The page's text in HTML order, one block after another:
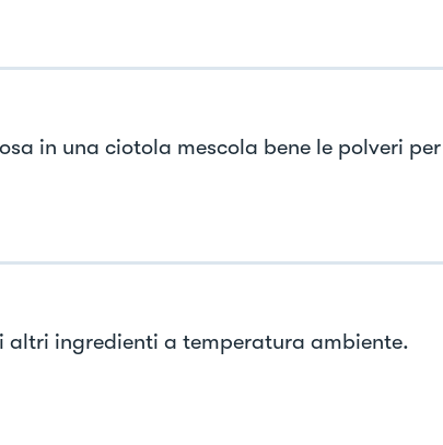
in una ciotola mescola bene le polveri
altri ingredienti a temperatura ambiente.